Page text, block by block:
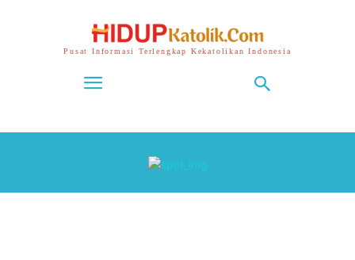
Pusat Informasi Terlengkap Kekatolikan Indonesia